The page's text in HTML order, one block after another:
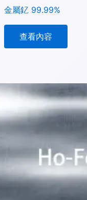
金屬釔 99.99%
查看內容